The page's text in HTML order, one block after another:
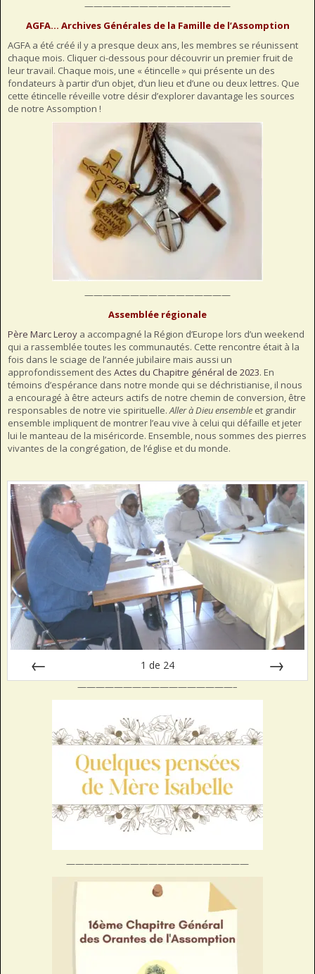
————————————————
AGFA… Archives Générales de la Famille de l’Assomption
AGFA a été créé il y a presque deux ans, les membres se réunissent
chaque mois. Cliquer ci-dessous pour découvrir un premier fruit de
leur travail. Chaque mois, une « étincelle » qui présente un des
fondateurs à partir d’un objet, d’un lieu et d’une ou deux lettres. Que
cette étincelle réveille votre désir d’explorer davantage les sources
de notre Assomption !
————————————————
Assemblée régionale
Père Marc Leroy a accompagné la Région d’Europe lors d’un weekend
qui a rassemblée toutes les communautés. Cette rencontre était à la
fois dans le sciage de l’année jubilaire mais aussi un
approfondissement des Actes du Chapitre général de 2023. En
témoins d’espérance dans notre monde qui se déchristianise, il nous
a encouragé à être acteurs actifs de notre chemin de conversion, être
responsables de notre vie spirituelle.Aller à Dieu ensemble et grandir
ensemble impliquent de montrer l’eau vive à celui qui défaille et jeter
lui le manteau de la miséricorde. Ensemble, nous sommes des pierres
vivantes de la congrégation, de l’église et du monde.
1 de 24
—————————————————–
————————————————————